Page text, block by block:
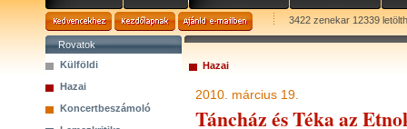
3422 zenekar 12339
Rovatok
Külföldi
Hazai
Koncertbeszámoló
Hazai
2010. március 19.
Táncház és Téka az